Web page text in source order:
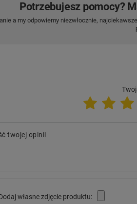
Potrzebujesz pomocy?
a my odpowiemy niezwłocznie,
twojej opinii
własne zdjęcie produktu: